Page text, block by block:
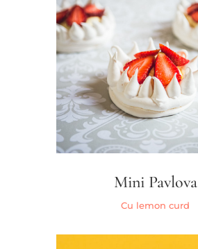
Mini Pavlova
Cu lemon curd